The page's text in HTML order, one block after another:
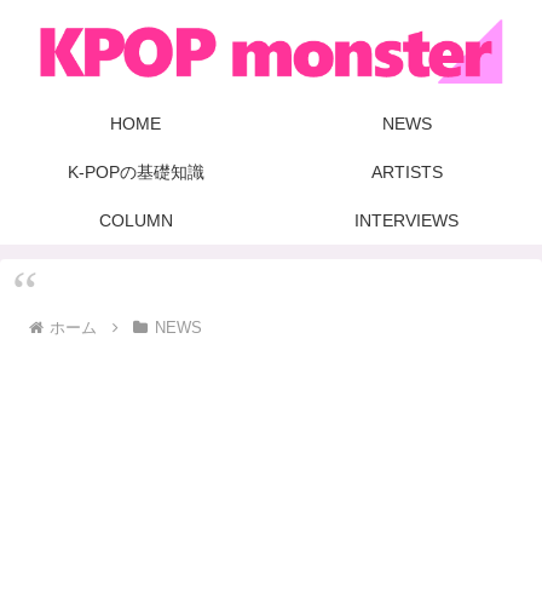
HOME NEWS
K-POPの基礎知識 ARTISTS
COLUMN INTERVIEWS
ホーム NEWS